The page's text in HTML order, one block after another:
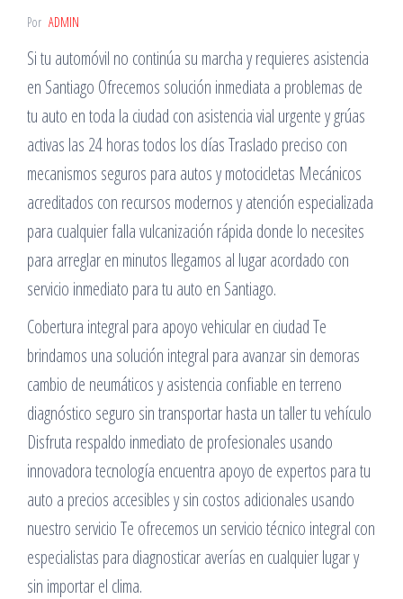
Por ADMIN
Si tu automóvil no continúa su marcha y requieres asistencia
en Santiago Ofrecemos solución inmediata a problemas de
tu auto en toda la ciudad con asistencia vial urgente y grúas
activas las 24 horas todos los días Traslado preciso con
mecanismos seguros para autos y motocicletas Mecánicos
acreditados con recursos modernos y atención especializada
para cualquier falla vulcanización rápida donde lo necesites
para arreglar en minutos llegamos al lugar acordado con
servicio inmediato para tu auto en Santiago.
Cobertura integral para apoyo vehicular en ciudad Te
brindamos una solución integral para avanzar sin demoras
cambio de neumáticos y asistencia confiable en terreno
diagnóstico seguro sin transportar hasta un taller tu vehículo
Disfruta respaldo inmediato de profesionales usando
innovadora tecnología encuentra apoyo de expertos para tu
auto a precios accesibles y sin costos adicionales usando
nuestro servicio Te ofrecemos un servicio técnico integral con
especialistas para diagnosticar averías en cualquier lugar y
sin importar el clima.